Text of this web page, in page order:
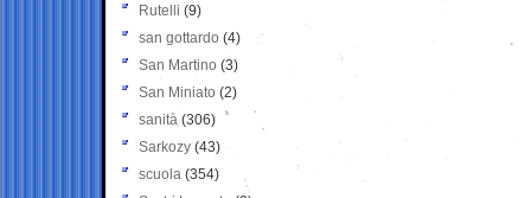
Rutelli (9)
san gottardo (4)
San Martino (3)
San Miniato (2)
sanità (306)
Sarkozy (43)
scuola (354)